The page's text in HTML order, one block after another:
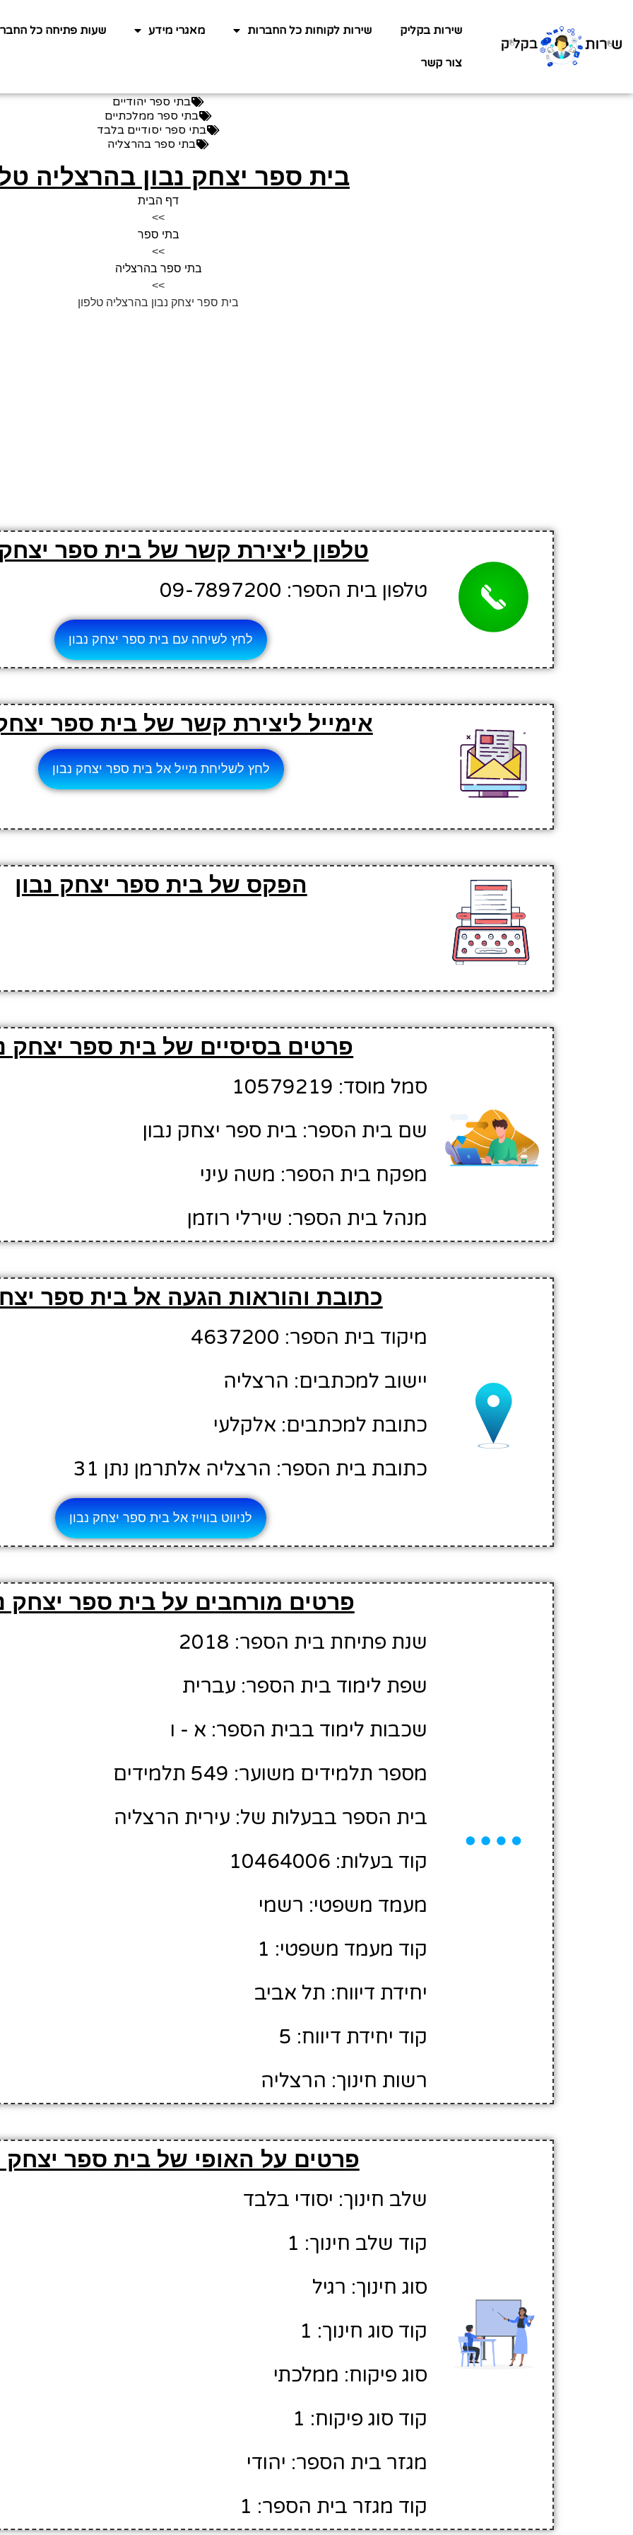
שירות בקליק שירות לקוחות כל החברות מאגרי מידע שעות פתיחה כל
צור קשר
בתי ספר יהודיים
בתי ספר ממלכתיים
בתי ספר יסודיים בלבד
בתי ספר בהרצליה
בית ספר יצחק נבון בהרצליה
דף הבית
>>
בתי ספר
>>
בתי ספר בהרצליה
>>
בית ספר יצחק נבון בהרצליה טלפון
טלפון ליצירת קשר של בית ספר יצחק
טלפון בית הספר: 09-7897200
לחץ לשיחה עם בית ספר יצחק נבון
אימייל ליצירת קשר של בית ספר
לחץ לשליחת מייל אל בית ספר יצחק נבון
הפקס של בית ספר יצחק נבון
פרטים בסיסיים של בית ספר יצחק
סמל מוסד: 10579219
שם בית הספר: בית ספר יצחק נבון
מפקח בית הספר: משה עיני
מנהל בית הספר: שירלי רוזמן
כתובת והוראות הגעה אל בית ספר
מיקוד בית הספר: 4637200
יישוב למכתבים: הרצליה
כתובת למכתבים: אלקלעי
כתובת בית הספר: הרצליה אלתרמן נתן 31
לניווט בווייז אל בית ספר יצחק נבון
פרטים מורחבים על בית ספר יצחק
שנת פתיחת בית הספר: 2018
שפת לימוד בית הספר: עברית
שכבות לימוד בבית הספר: א - ו
מספר תלמידים משוער: 549 תלמידים
בית הספר בבעלות של: עירית הרצליה
קוד בעלות: 10464006
מעמד משפטי: רשמי
קוד מעמד משפטי: 1
יחידת דיווח: תל אביב
קוד יחידת דיווח: 5
רשות חינוך: הרצליה
פרטים על האופי של בית ספר יצחק
שלב חינוך: יסודי בלבד
קוד שלב חינוך: 1
סוג חינוך: רגיל
קוד סוג חינוך: 1
סוג פיקוח: ממלכתי
קוד סוג פיקוח: 1
מגזר בית הספר: יהודי
קוד מגזר בית הספר: 1